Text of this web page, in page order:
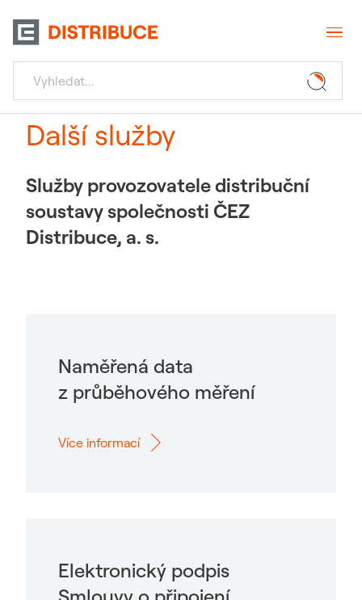
Další služby
Služby provozovatele distribuční
soustavy společnosti ČEZ
Distribuce, a. s.
Naměřená data
z průběhového měření
Více informací
Elektronický podpis